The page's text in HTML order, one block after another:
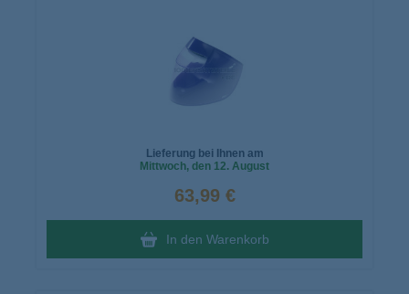
Lieferung bei Ihnen am
Mittwoch, den 12. August
63,99 €
In den Warenkorb